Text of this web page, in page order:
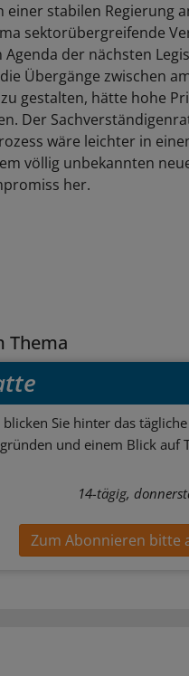
einer stabilen Regierung
sektorübergreifende
der nächsten
Übergänge zwischen
gestalten, hätte hohe
Der
wäre leichter in
völlig unbekannten
her.
Thema
Sie hinter das
und einem Blick auf
14-tägig,
Zum Abonnieren bitte